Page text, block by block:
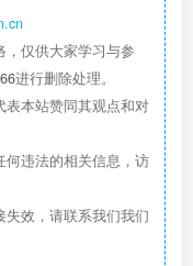
仅供大家学习与参
进行删除处理。
表本站赞同其观点和对
何违法的相关信息，访
效，请联系我们我们